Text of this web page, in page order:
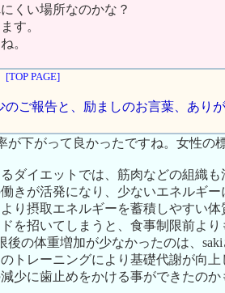
くい場所なのかな？
す。
。
[TOP PAGE]
のご報告と、励ましのお言葉、あり
が下がって良かったですね。女性の
ダイエットでは、筋肉などの組織
きが活発になり、少ないエネルギ
り摂取エネルギーを蓄積しやすい
を招いてしまうと、食事制限前よ
後の体重増加が少なかったのは、
トレーニングにより基礎代謝が向
少に歯止めをかける事ができたの